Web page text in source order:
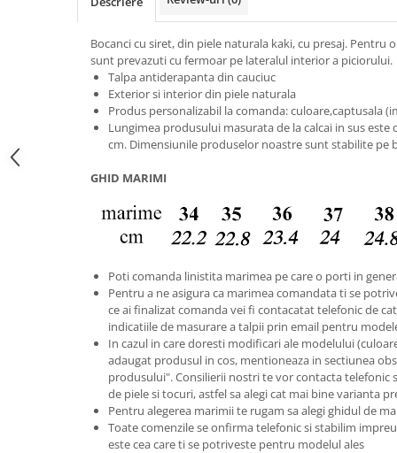
Bocanci cu siret, din piele naturala kaki, cu presaj. Pentru
sunt prevazuti cu fermoar pe lateralul interior a piciorului.
Talpa antiderapanta din cauciuc
Exterior si interior din piele naturala
Produs personalizabil la comanda: culoare,captusala
Lungimea produsului masurata de la calcai in sus este
cm. Dimensiunile produselor noastre sunt stabilite pe
GHID MARIMI
Poti comanda linistita marimea pe care o porti in
Pentru a ne asigura ca marimea comandata ti se
ce ai finalizat comanda vei fi contacatat telefonic de
indicatiile de masurare a talpii prin email pentru
In cazul in care doresti modificari ale modelului
adaugat produsul in cos, mentioneaza in sectiunea
produsului". Consilierii nostri te vor contacta telefonic
de piele si tocuri, astfel sa alegi cat mai bine varianta
Pentru alegerea marimii te rugam sa alegi ghidul de
Toate comenzile se onfirma telefonic si stabilim
este cea care ti se potriveste pentru modelul ales